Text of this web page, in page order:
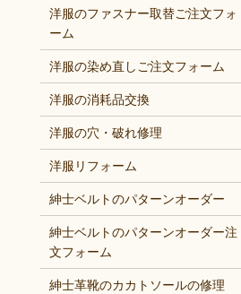
洋服のファスナー取替ご注文フォ
ーム
洋服の染め直しご注文フォーム
洋服の消耗品交換
洋服の穴・破れ修理
洋服リフォーム
紳士ベルトのパターンオーダー
紳士ベルトのパターンオーダー注
文フォーム
紳士革靴のカカトソールの修理